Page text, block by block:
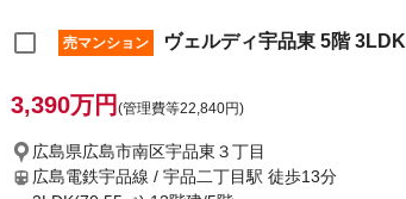
売マンション ヴェルディ宇品東 5階 3LDK
3,390万円 (管理費等22,840円)
広島県広島市南区宇品東３丁目
広島電鉄宇品線 / 宇品二丁目駅 徒歩13分